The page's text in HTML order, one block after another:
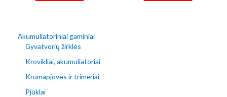
Akumuliatoriniai gaminiai
Gyvatvorių žirklės
Krovikliai, akumuliatoriai
Krūmapjovės ir trimeriai
Pjūklai